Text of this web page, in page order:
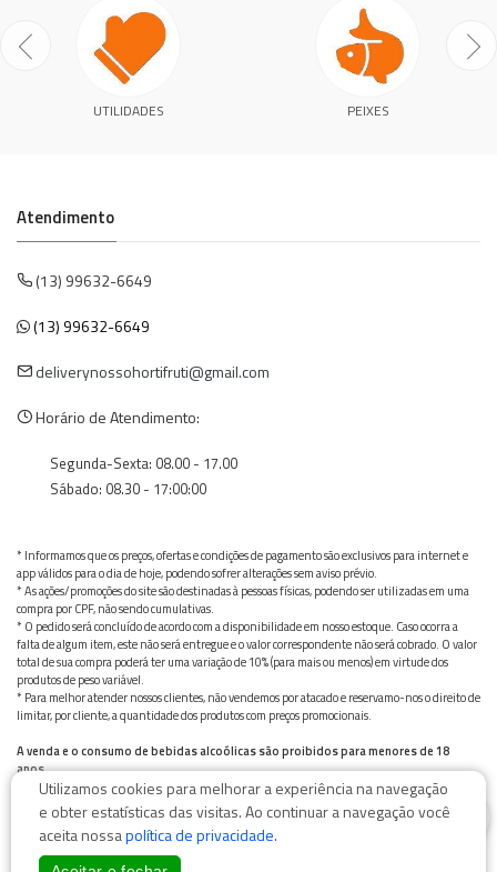
UTILIDADES PEIXES
Atendimento
(13) 99632-6649
(13) 99632-6649
deliverynossohortifruti@gmail.com
Horário de Atendimento:
Segunda-Sexta: 08.00 - 17.00
Sábado: 08.30 - 17:00:00
* Informamos que os preços, ofertas e condições de pagamento são exclusivos para internet e
app válidos para o dia de hoje, podendo sofrer alterações sem aviso prévio.
* As ações/promoções do site são destinadas à pessoas físicas, podendo ser utilizadas em uma
compra por CPF, não sendo cumulativas.
* O pedido será concluído de acordo com a disponibilidade em nosso estoque. Caso ocorra a
falta de algum item, este não será entregue e o valor correspondente não será cobrado. O valor
total de sua compra poderá ter uma variação de 10% (para mais ou menos) em virtude dos
produtos de peso variável.
* Para melhor atender nossos clientes, não vendemos por atacado e reservamo-nos o direito de
limitar, por cliente, a quantidade dos produtos com preços promocionais.
A venda e o consumo de bebidas alcoólicas são proibidos para menores de 18
anos.
Bebida alcoólica pode causar dependência química e, em excesso, provoca graves males à saúde.
Beba com moderação
Utilizamos cookies para melhorar a experiência na navegação
e obter estatísticas das visitas. Ao continuar a navegação você
aceita nossapolítica de privacidade.